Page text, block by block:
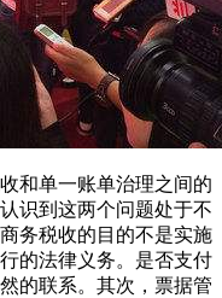
和单一账单治理之间的
识到这两个问题处于不
务税收的目的不是实施
的法律义务。是否支付
的联系。其次，票据管